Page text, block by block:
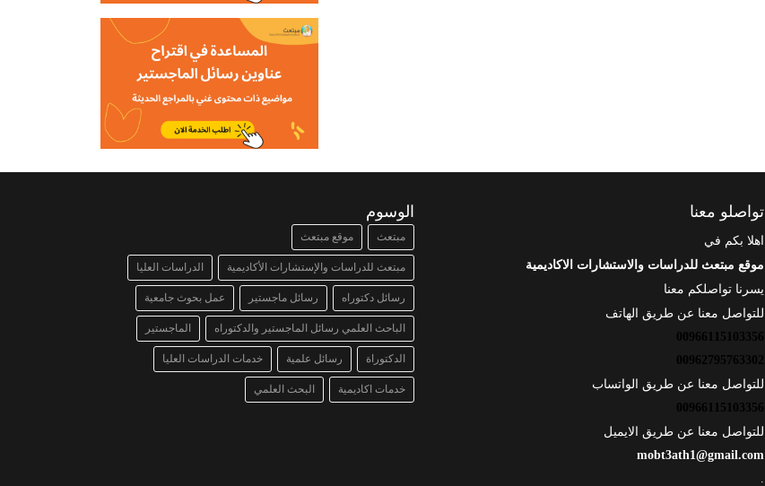
تواصلو معنا
اهلا بكم في
موقع مبتعث للدراسات والاستشارات الاكاديمية
يسرنا تواصلكم معنا
للتواصل معنا عن طريق الهاتف
00966115103356
00962795763302
للتواصل معنا عن طريق الواتساب
00966115103356
للتواصل معنا عن طريق الايميل
mobt3ath1@gmail.com
الوسوم
مبتعث موقع مبتعث
مبتعث للدراسات والإستشارات الأكاديمية الدراسات العليا
رسائل دكتوراه رسائل ماجستير عمل بحوث جامعية
الباحث العلمي رسائل الماجستير والدكتوراه الماجستير
الدكتوراة رسائل علمية خدمات الدراسات العليا
خدمات اكاديمية البحث العلمي